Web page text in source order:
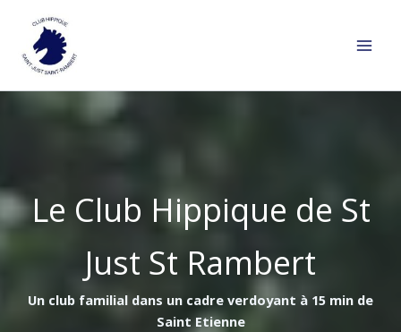
contenu
Le Club Hippique de St
Just St Rambert
Un club familial dans un cadre verdoyant à 15 min de
Saint Etienne